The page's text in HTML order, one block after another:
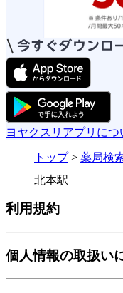
ヨヤクスリアプリにつ
トップ> 薬局検
北本駅
利用規約
個人情報の取扱い